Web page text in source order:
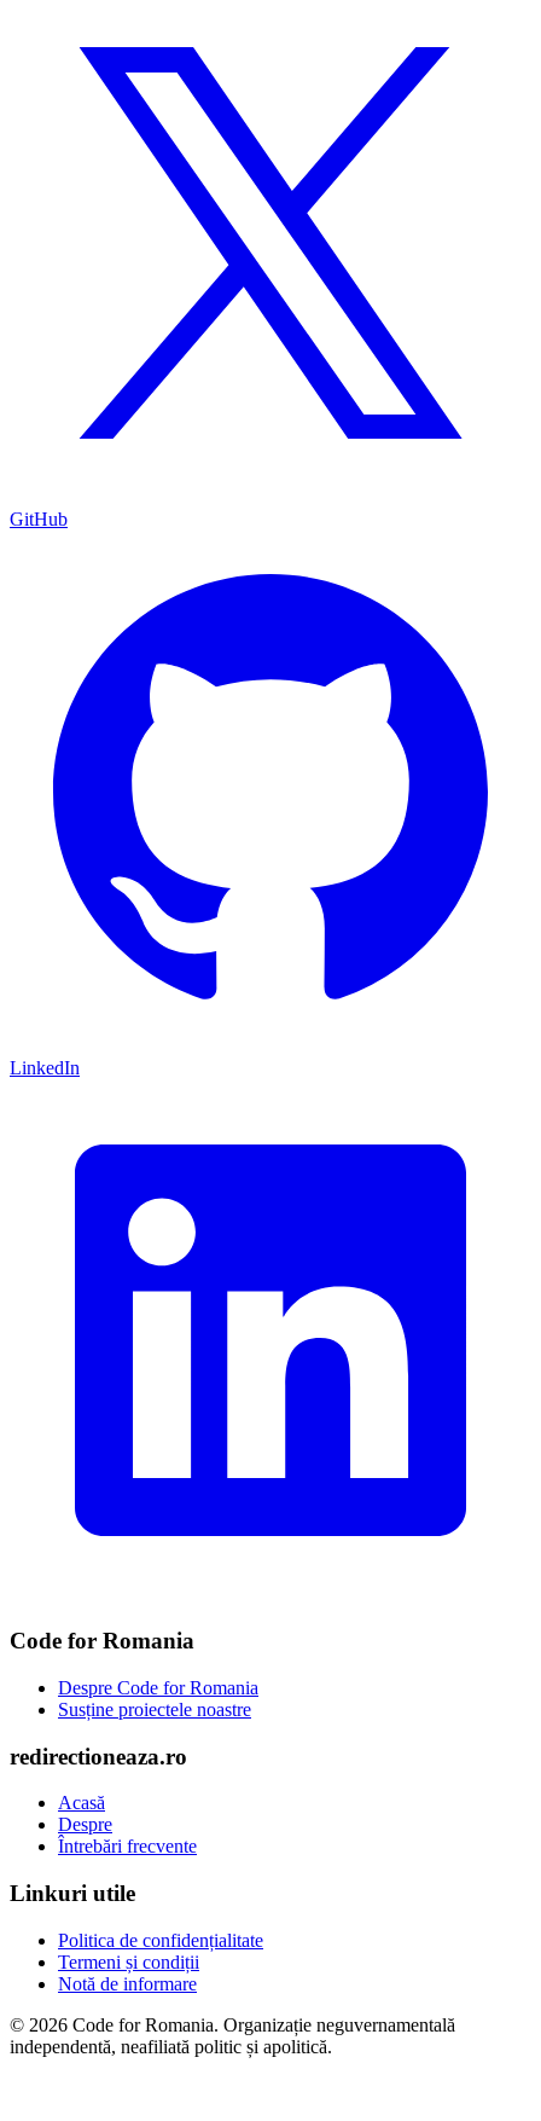
GitHub
LinkedIn
Code for Romania
Despre Code for Romania
Susține proiectele noastre
redirectioneaza.ro
Acasă
Despre
Întrebări frecvente
Linkuri utile
Politica de confidențialitate
Termeni și condiții
Notă de informare
© 2026 Code for Romania. Organizație neguvernamentală
independentă, neafiliată politic și apolitică.